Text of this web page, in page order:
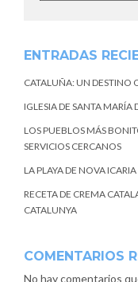
ENTRADAS
CATALUÑA: UN DESTINO
IGLESIA DE SANTA MARÍA
LOS PUEBLOS MÁS
SERVICIOS CERCANOS
LA PLAYA DE NOVA
RECETA DE CREMA
CATALUNYA
COMENTARIOS
No hay comentarios